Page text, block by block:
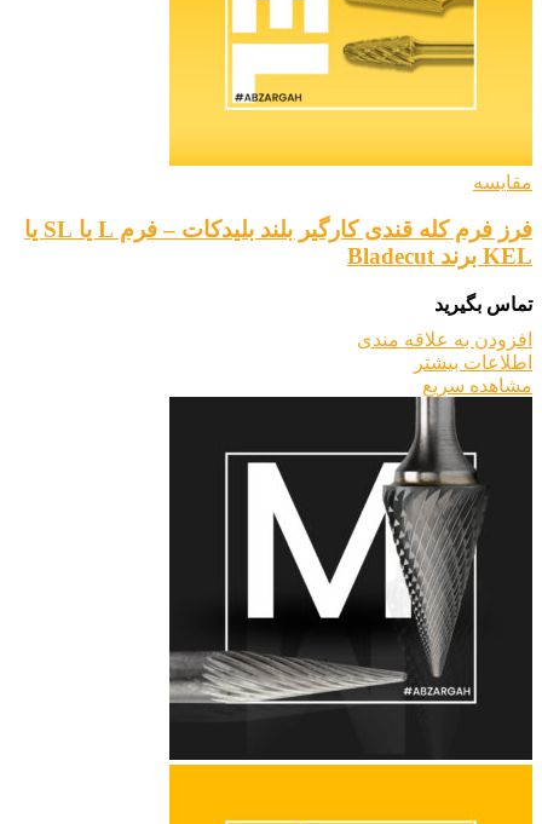
مقایسه
فرز فرم کله قندی کارگیر بلند بلیدکات – فرم L یا SL یا
KEL برند Bladecut
تماس بگیرید
افزودن به علاقه مندی
اطلاعات بیشتر
مشاهده سریع